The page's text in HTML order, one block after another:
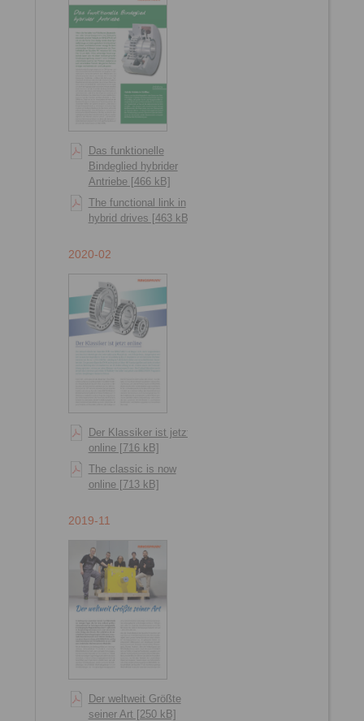
Das funktionelle
Bindeglied hybrider
Antriebe [466 kB]
The functional link in
hybrid drives [463 kB]
2020-02
Der Klassiker ist jetzt
online [716 kB]
The classic is now
online [713 kB]
2019-11
Der weltweit Größte
seiner Art [250 kB]